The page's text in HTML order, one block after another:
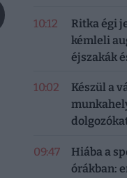
10:12
Ritka égi
kémleli
éjszakák
10:02
Készül a
09:47
Hiába a
órákban: